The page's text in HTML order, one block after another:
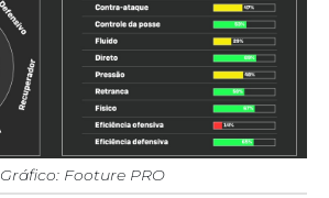
Gráfico: Footure PRO